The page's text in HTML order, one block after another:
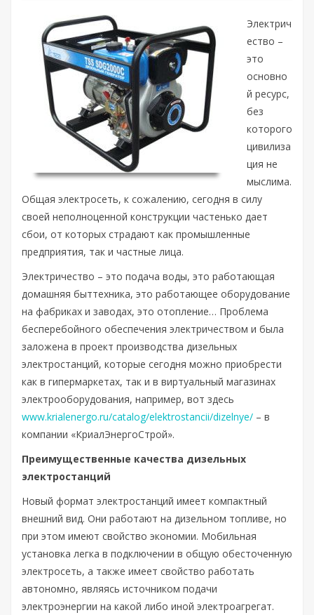
Электрич
ество –
это
основно
й ресурс,
без
которого
цивилиза
ция не
мыслима.
Общая электросеть, к сожалению, сегодня в силу
своей неполноценной конструкции частенько дает
сбои, от которых страдают как промышленные
предприятия, так и частные лица.
Электричество – это подача воды, это работающая
домашняя быттехника, это работающее оборудование
на фабриках и заводах, это отопление… Проблема
бесперебойного обеспечения электричеством и была
заложена в проект производства дизельных
электростанций, которые сегодня можно приобрести
как в гипермаркетах, так и в виртуальный магазинах
электрооборудования, например, вот здесь
www.krialenergo.ru/catalog/elektrostancii/dizelnye/ – в
компании «КриалЭнергоСтрой».
Преимущественные качества дизельных
электростанций
Новый формат электростанций имеет компактный
внешний вид. Они работают на дизельном топливе, но
при этом имеют свойство экономии. Мобильная
установка легка в подключении в общую обесточенную
электросеть, а также имеет свойство работать
автономно, являясь источником подачи
электроэнергии на какой либо иной электроагрегат.